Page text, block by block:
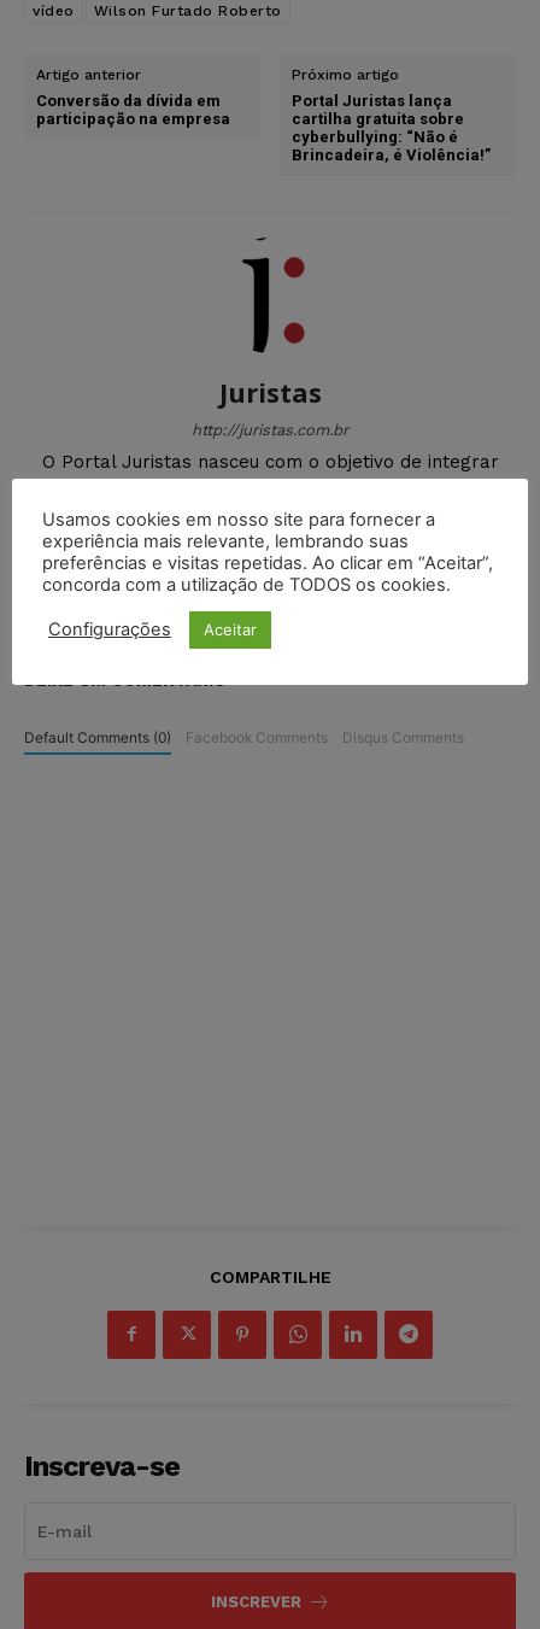
vídeo
Wilson Furtado Roberto
Artigo anterior
Conversão da dívida em
participação na empresa
Próximo artigo
Portal Juristas lança
cartilha gratuita sobre
cyberbullying: “Não é
Brincadeira, é Violência!”
Juristas
http://juristas.com.br
O Portal Juristas nasceu com o objetivo de integrar
compartilhar suas informações, ideias e delegar cada
vez mais seu aprendizado em nosso Portal.
Default Comments (0) Facebook Comments Disqus Comments
COMPARTILHE
Inscreva-se
INSCREVER
Usamos cookies em nosso site para fornecer a
experiência mais relevante, lembrando suas
preferências e visitas repetidas. Ao clicar em “Aceitar”,
concorda com a utilização de TODOS os cookies.
Configurações Aceitar